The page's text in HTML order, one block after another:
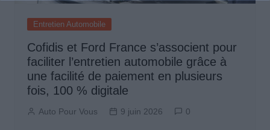
Entretien Automobile
Cofidis et Ford France s’associent pour
faciliter l’entretien automobile grâce à
une facilité de paiement en plusieurs
fois, 100 % digitale
Auto Pour Vous 9 juin 2026 0